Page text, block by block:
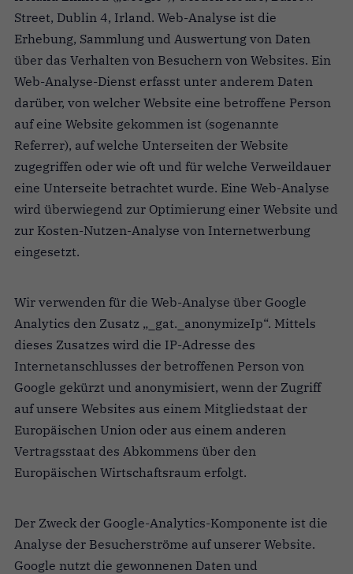
Street, Dublin 4, Irland. Web-Analyse ist die
Erhebung, Sammlung und Auswertung von Daten
über das Verhalten von Besuchern von Websites. Ein
Web-Analyse-Dienst erfasst unter anderem Daten
darüber, von welcher Website eine betroffene Person
auf eine Website gekommen ist (sogenannte
Referrer), auf welche Unterseiten der Website
zugegriffen oder wie oft und für welche Verweildauer
eine Unterseite betrachtet wurde. Eine Web-Analyse
wird überwiegend zur Optimierung einer Website und
zur Kosten-Nutzen-Analyse von Internetwerbung
eingesetzt.
Wir verwenden für die Web-Analyse über Google
Analytics den Zusatz „_gat._anonymizeIp“. Mittels
dieses Zusatzes wird die IP-Adresse des
Internetanschlusses der betroffenen Person von
Google gekürzt und anonymisiert, wenn der Zugriff
auf unsere Websites aus einem Mitgliedstaat der
Europäischen Union oder aus einem anderen
Vertragsstaat des Abkommens über den
Europäischen Wirtschaftsraum erfolgt.
Der Zweck der Google-Analytics-Komponente ist die
Analyse der Besucherströme auf unserer Website.
Google nutzt die gewonnenen Daten und